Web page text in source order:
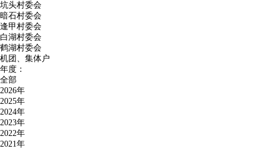
坑头村委会
暗石村委会
逢甲村委会
白湖村委会
鹤湖村委会
机团、集体户
年度：
全部
2026年
2025年
2024年
2023年
2022年
2021年